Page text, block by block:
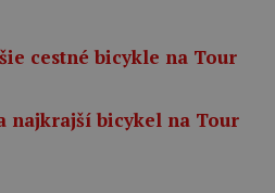
cestné bicykle na Tour
najkrajší bicykel na Tour